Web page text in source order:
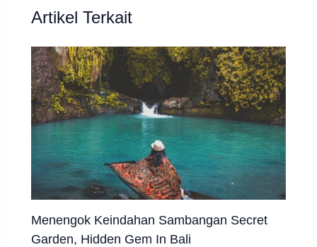
Artikel Terkait
Menengok Keindahan Sambangan Secret
Garden, Hidden Gem In Bali